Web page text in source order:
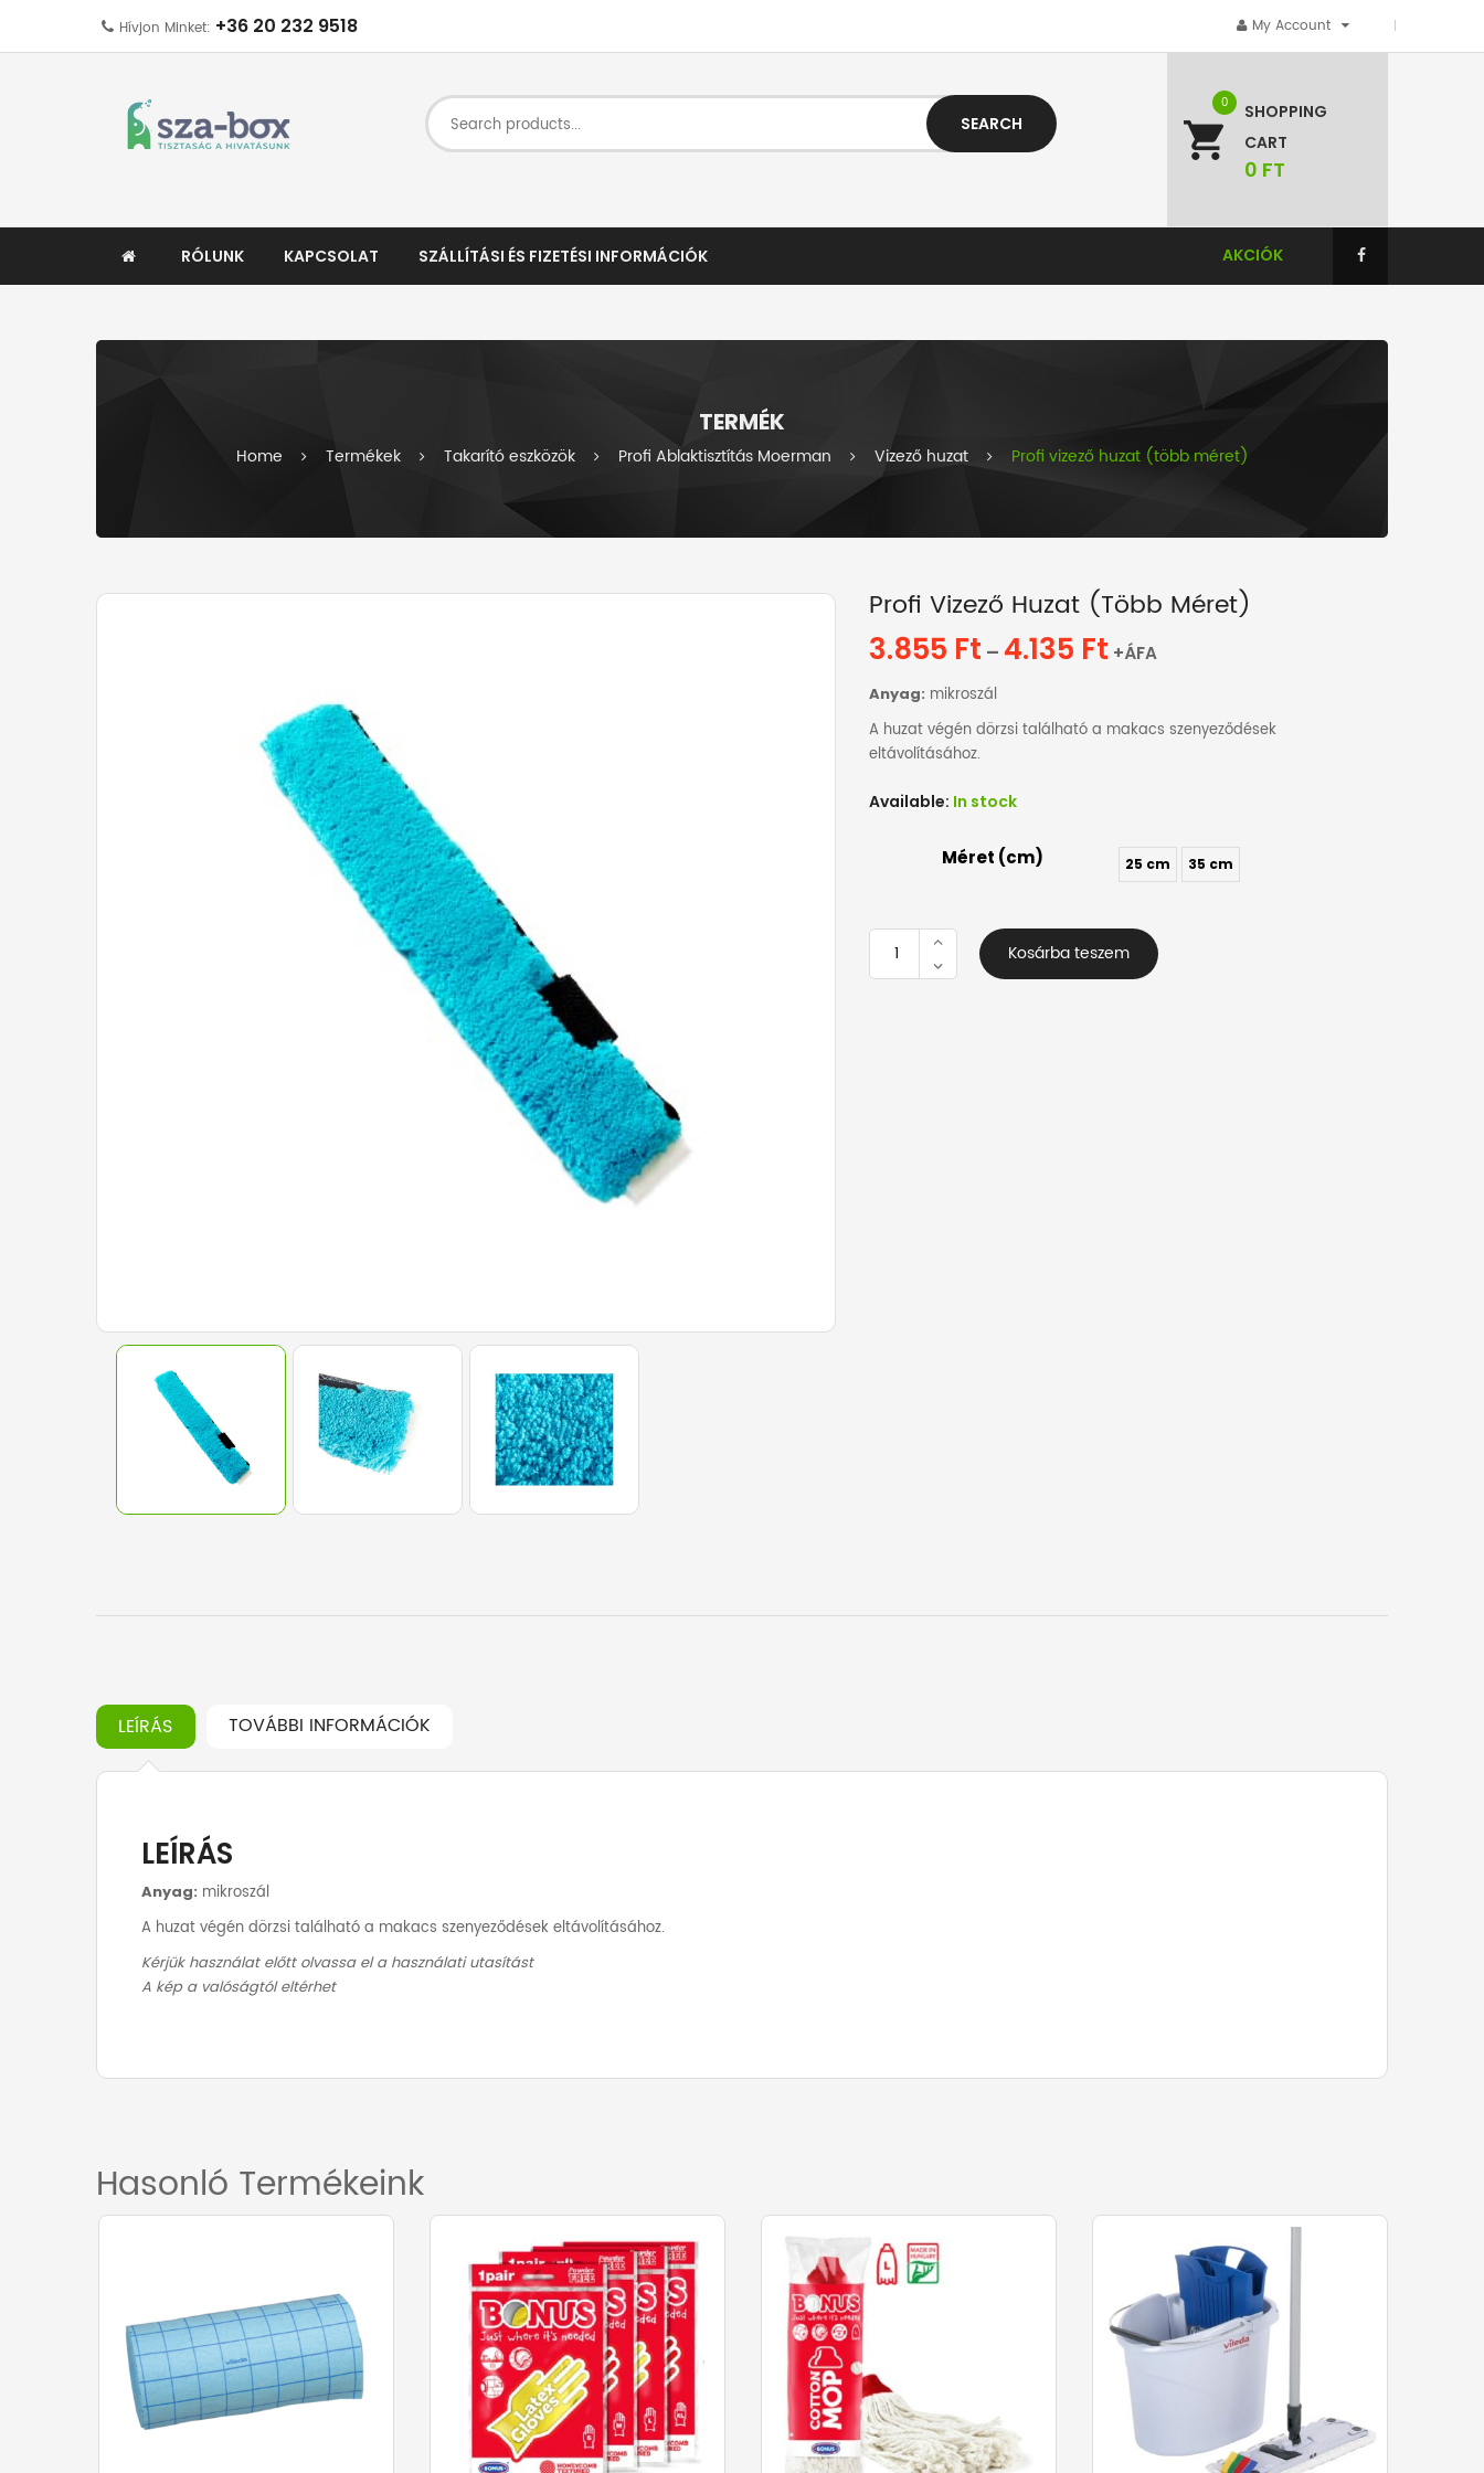
My Account
Hívjon Minket: +36 20 232 9518
SEARCH
0
SHOPPING
CART
0 FT
RÓLUNK KAPCSOLAT SZÁLLÍTÁSI ÉS FIZETÉSI INFORMÁCIÓK AKCIÓK
TERMÉK
Home Termékek Takarító eszközök Profi Ablaktisztítás Moerman Vizező huzat Profi vizező huzat (több méret)
Profi Vizező Huzat (több Méret)
3.855 Ft – 4.135 Ft Ártartomány:
4.135 Ft
+ÁFA
Anyag: mikroszál
A huzat végén dörzsi található a makacs szenyeződések
eltávolításához.
Available: In stock
Méret (cm) 25 cm 35 cm
Profi
vizező
Kosárba teszem
LEÍRÁS TOVÁBBI INFORMÁCIÓK
LEÍRÁS
Anyag: mikroszál
A huzat végén dörzsi található a makacs szenyeződések eltávolításához.
Kérjük használat előtt olvassa el a használati utasítást
A kép a valóságtól eltérhet
Méret (cm) 25 cm, 35 cm
Hasonló Termékeink